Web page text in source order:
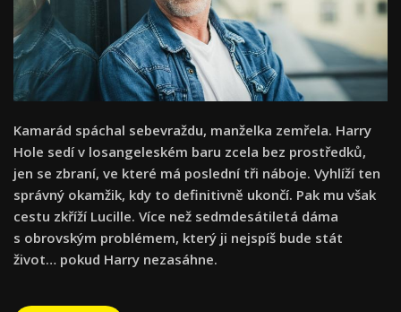
Kamarád spáchal sebevraždu, manželka zemřela. Harry
Hole sedí v losangeleském baru zcela bez prostředků,
jen se zbraní, ve které má poslední tři náboje. Vyhlíží ten
správný okamžik, kdy to definitivně ukončí. Pak mu však
cestu zkříží Lucille. Více než sedmdesátiletá dáma
s obrovským problémem, který ji nejspíš bude stát
život… pokud Harry nezasáhne.